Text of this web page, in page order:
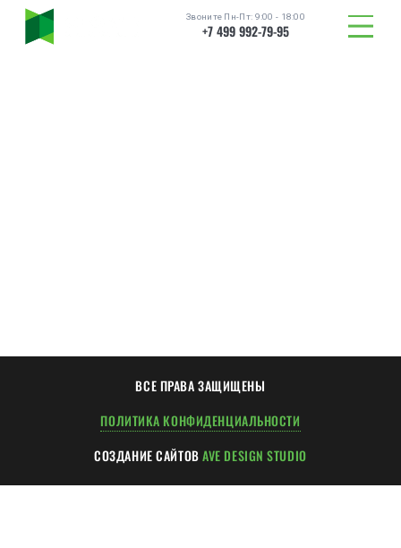
Звоните Пн-Пт: 9:00 - 18:00
+7 499 992-79-95
ТОВАРЫ
ХОД РАБОТ
ГАРАНТИИ
ЧАСТЫЕ ВОПРОСЫ
ВСЕ ПРАВА ЗАЩИЩЕНЫ
ПОЛИТИКА КОНФИДЕНЦИАЛЬНОСТИ
СОЗДАНИЕ САЙТОВAVE DESIGN STUDIO